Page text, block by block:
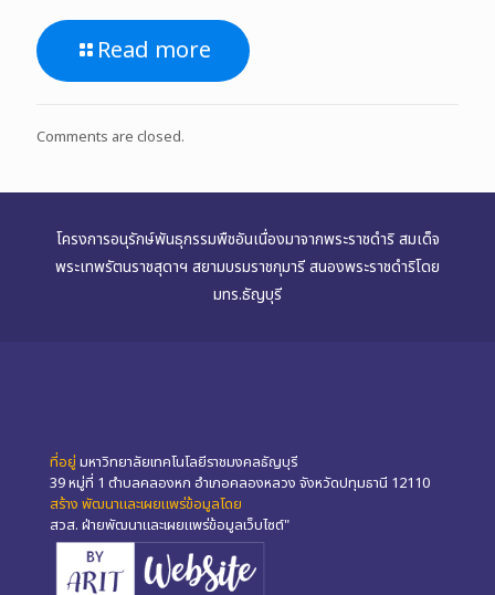
Read more
Comments are closed.
โครงการอนุรักษ์พันธุกรรมพืชอันเนื่องมาจากพระราชดำริ สมเด็จ
พระเทพรัตนราชสุดาฯ สยามบรมราชกุมารี สนองพระราชดำริโดย
มทร.ธัญบุรี
ที่อยู่ มหาวิทยาลัยเทคโนโลยีราชมงคลธัญบุรี
39 หมู่ที่ 1 ตำบลคลองหก อำเภอคลองหลวง จังหวัดปทุมธานี 12110
สร้าง พัฒนาและเผยแพร่ข้อมูลโดย
สวส. ฝ่ายพัฒนาและเผยแพร่ข้อมูลเว็บไซต์"